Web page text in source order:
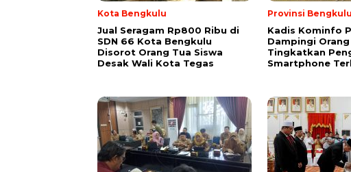
Kota Bengkulu
Jual Seragam Rp800 Ribu di
SDN 66 Kota Bengkulu
Disorot Orang Tua Siswa
Desak Wali Kota Tegas
Provinsi Bengkulu
Kadis Kominfo
Dampingi
Tingkatkan
Smartphone